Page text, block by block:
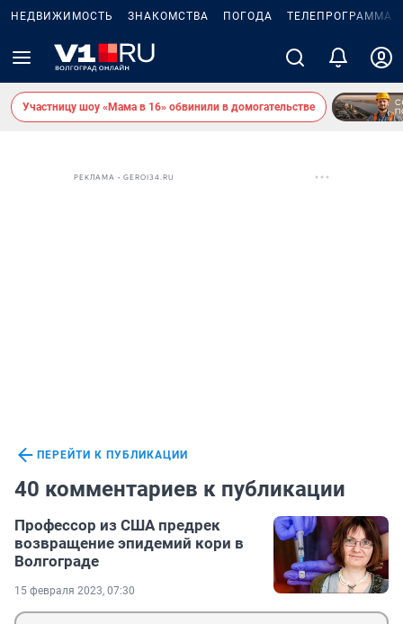
НЕДВИЖИМОСТЬ ЗНАКОМСТВА ПОГОДА ТЕЛЕПРОГРАММА
Участницу шоу «Мама в 16» обвинили в домогательстве
РЕКЛАМА • GEROI34.RU
ПЕРЕЙТИ К ПУБЛИКАЦИИ
40 комментариев к публикации
Профессор из США предрек
возвращение эпидемий кори в
Волгограде
15 февраля 2023, 07:30